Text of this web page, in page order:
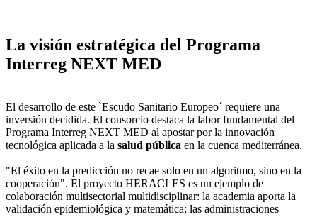
La visión estratégica del Programa
Interreg NEXT MED
El desarrollo de este `Escudo Sanitario Europeo´ requiere una
inversión decidida. El consorcio destaca la labor fundamental del
Programa Interreg NEXT MED al apostar por la innovación
tecnológica aplicada a la salud pública en la cuenca mediterránea.
"El éxito en la predicción no recae solo en un algoritmo, sino en la
cooperación". El proyecto HERACLES es un ejemplo de
colaboración multisectorial multidisciplinar: la academia aporta la
validación epidemiológica y matemática; las administraciones